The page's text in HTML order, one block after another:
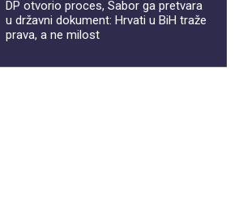
DP otvorio proces, Sabor ga pretvara
u državni dokument: Hrvati u BiH traže
prava, a ne milost